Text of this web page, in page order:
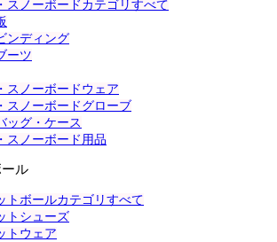
スノーボードカテゴリすべて
ンディング
ーツ
スノーボードウェア
スノーボードグローブ
ッグ・ケース
スノーボード用品
ル
トボールカテゴリすべて
トシューズ
トウェア